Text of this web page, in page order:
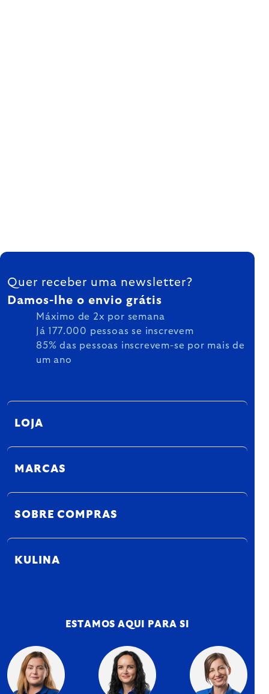
FOOTER
Quer receber uma newsletter?
Damos-lhe o envio grátis
Máximo de 2x por semana
Já 177.000 pessoas se inscrevem
85% das pessoas inscrevem-se por mais de
um ano
LOJA
MARCAS
SOBRE COMPRAS
KULINA
ESTAMOS AQUI PARA SI